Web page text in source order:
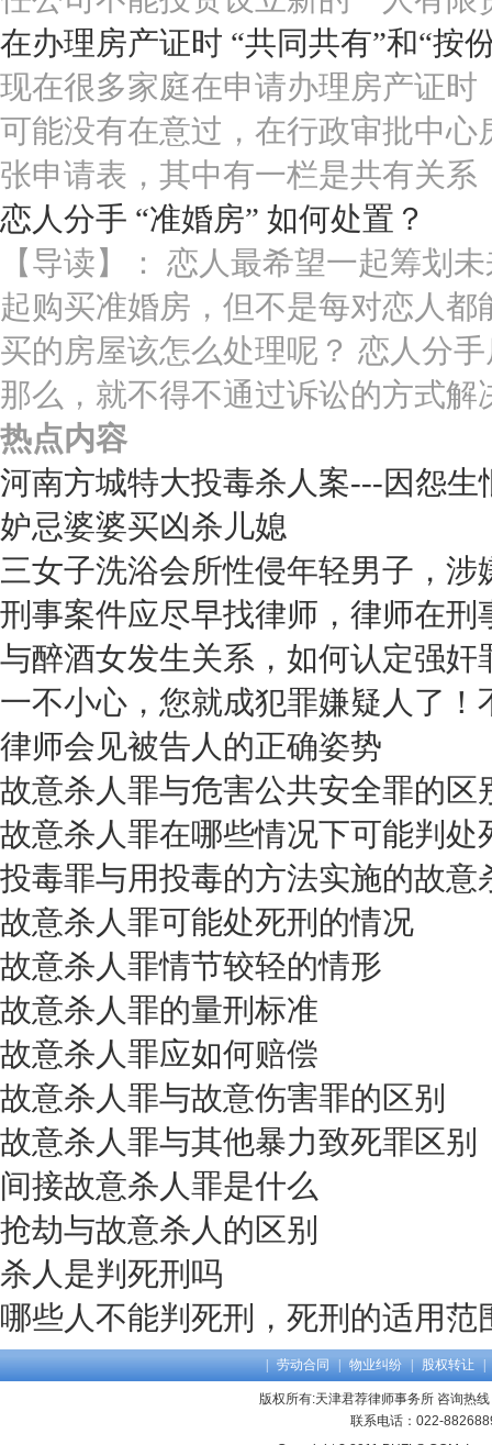
在办理房产证时 “共同共有”和“按
现在很多家庭在申请办理房产证
可能没有在意过，在行政审批中
张申请表，其中有一栏是共有关系
恋人分手 “准婚房” 如何处置？
【导读】： 恋人最希望一起筹划
起购买准婚房，但不是每对恋人
买的房屋该怎么处理呢？ 恋人分
那么，就不得不通过诉讼的方式解
热点内容
河南方城特大投毒杀人案---因怨生
妒忌婆婆买凶杀儿媳
三女子洗浴会所性侵年轻男子，涉
刑事案件应尽早找律师，律师在刑
与醉酒女发生关系，如何认定强奸
一不小心，您就成犯罪嫌疑人了！
律师会见被告人的正确姿势
故意杀人罪与危害公共安全罪的区
故意杀人罪在哪些情况下可能判处
投毒罪与用投毒的方法实施的故意
故意杀人罪可能处死刑的情况
故意杀人罪情节较轻的情形
故意杀人罪的量刑标准
故意杀人罪应如何赔偿
故意杀人罪与故意伤害罪的区别
故意杀人罪与其他暴力致死罪区别
间接故意杀人罪是什么
抢劫与故意杀人的区别
杀人是判死刑吗
哪些人不能判死刑，死刑的适用范
| 劳动合同 | 物业纠纷 | 股权转让 |
版权所有:天津君荐律师事务所 咨询
联系电话：022-